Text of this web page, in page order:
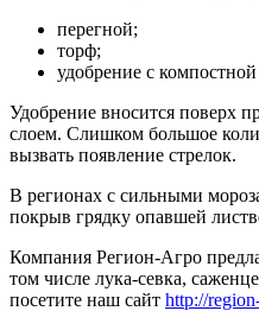
перегной;
торф;
удобрение с
Удобрение вносится поверх
слоем. Слишком большое
вызвать появление стрелок.
В регионах с сильными
покрыв грядку опавшей
Компания Регион-Агро
том числе лука-севка,
посетите наш сайт http://